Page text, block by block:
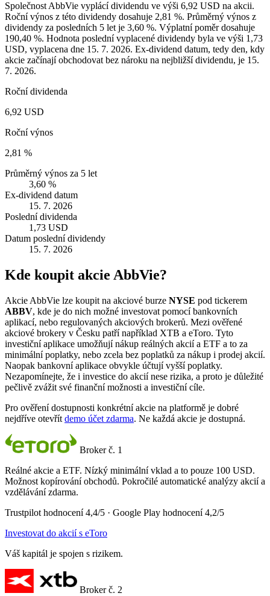
Společnost AbbVie vyplácí dividendu ve výši 6,92 USD na akcii.
Roční výnos z této dividendy dosahuje 2,81 %. Průměrný výnos z
dividendy za posledních 5 let je 3,60 %. Výplatní poměr dosahuje
190,40 %. Hodnota poslední vyplacené dividendy byla ve výši 1,73
USD, vyplacena dne 15. 7. 2026. Ex-dividend datum, tedy den, kdy
akcie začínají obchodovat bez nároku na nejbližší dividendu, je 15.
7. 2026.
Roční dividenda
6,92 USD
Roční výnos
2,81 %
Průměrný výnos za 5 let
3,60 %
Ex-dividend datum
15. 7. 2026
Poslední dividenda
1,73 USD
Datum poslední dividendy
15. 7. 2026
Kde koupit akcie AbbVie?
Akcie AbbVie lze koupit na akciové burze NYSE pod tickerem
ABBV, kde je do nich možné investovat pomocí bankovních
aplikací, nebo regulovaných akciových brokerů. Mezi ověřené
akciové brokery v Česku patří například XTB a eToro. Tyto
investiční aplikace umožňují nákup reálných akcií a ETF a to za
minimální poplatky, nebo zcela bez poplatků za nákup i prodej akcií.
Naopak bankovní aplikace obvykle účtují vyšší poplatky.
Nezapomínejte, že i investice do akcií nese rizika, a proto je důležité
pečlivě zvážit své finanční možnosti a investiční cíle.
Pro ověření dostupnosti konkrétní akcie na platformě je dobré
nejdříve otevřít demo účet zdarma. Ne každá akcie je dostupná.
Broker č. 1
Reálné akcie a ETF. Nízký minimální vklad a to pouze 100 USD.
Možnost kopírování obchodů. Pokročilé automatické analýzy akcií a
vzdělávání zdarma.
Trustpilot hodnocení 4,4/5 · Google Play hodnocení 4,2/5
Investovat do akcií s eToro
Váš kapitál je spojen s rizikem.
Broker č. 2